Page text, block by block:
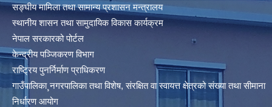
सङ्घीय मामिला तथा सामान्य प्रशासन मन्त्रालय
स्थानीय शासन तथा सामुदायिक विकास कार्यक्रम
नेपाल सरकारको पोर्टल
केन्द्रीय पञ्जिकरण विभाग
राष्ट्रिय पुनर्निर्माण प्राधिकरण
गाउँपालिका¸नगरपालिका तथा विशेष, संरक्षित वा स्वायत्त क्षेत्रको संख्या तथा सीमाना
निर्धारण आयोग​